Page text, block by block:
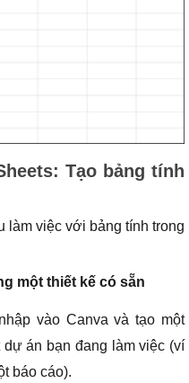
Tạo bảng tính
làm việc với bảng tính trong
một thiết kế có sẵn
vào Canva và tạo một
án bạn đang làm việc (ví
báo cáo).